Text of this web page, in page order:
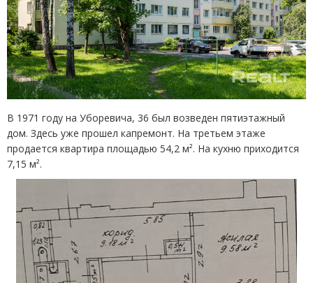
В 1971 году на Уборевича, 36 был возведен пятиэтажный
дом. Здесь уже прошел капремонт. На третьем этаже
продается квартира площадью 54,2 м². На кухню приходится
7,15 м².